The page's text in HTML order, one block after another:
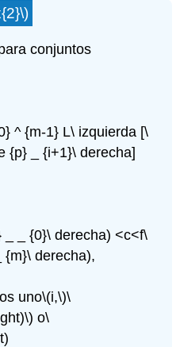
conjuntos
^ {m-1} L\ izquierda [\
{p} _ {i+1}\ derecha]
_ _ {0}\ derecha) <c<f\
{m}\ derecha),
uno\(i,\)\
o\